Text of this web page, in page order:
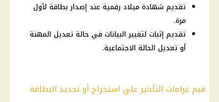
تقديم شهادة ميلاد رقمية عند إصدار بطاقة لأول
مرة.
تقديم إثبات لتغيير البيانات في حالة تعديل المهنة
أو تعديل الحالة الاجتماعية.
قيم غرامات التأخير علي استخراج أو تجديد البطاقة